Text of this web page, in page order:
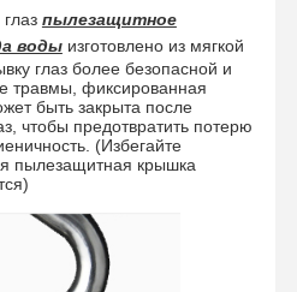
О Нас
Экскурсия
пылезащитное
водыизготовлено из мягкой
глаз более безопасной и
травмы, фиксированная
быть закрыта после
чтобы предотвратить потерю
(Избегайте
пылезащитная крышка